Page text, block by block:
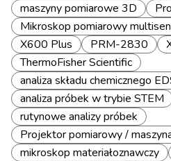
maszyny pomiarowe 3D
Mikroskop pomiarowy
X600 Plus
PRM-2830
ThermoFisher Scientific
analiza składu chemicznego
analiza próbek w trybie STEM
rutynowe analizy próbek
Projektor pomiarowy /
mikroskop materiałoznawczy